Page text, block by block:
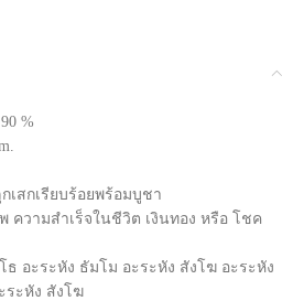
%
เสกเรียบร้อยพร้อมบูชา
ความสำเร็จในชีวิต เงินทอง หรือ โชค
อะระหัง ธัมโม อะระหัง สังโฆ อะระหัง
ระหัง สังโฆ